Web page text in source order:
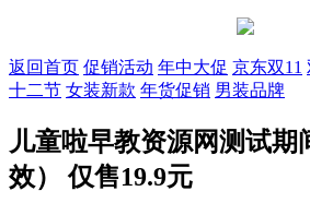
返回首页 促销活动 年中大促 京东双11
十二节 女装新款 年货促销 男装品牌
儿童啦早教资源网测试期
效） 仅售19.9元